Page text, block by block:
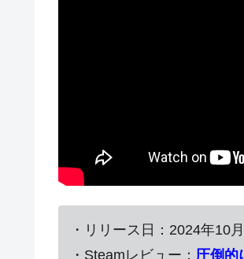
・リリース日：2024年10
・Steamレビュー： 圧倒的